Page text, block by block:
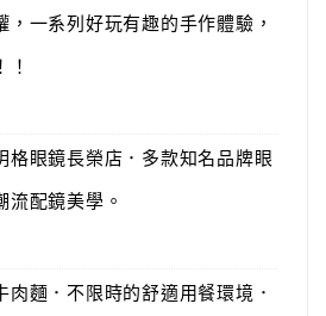
，一系列好玩有趣的手作體驗，
！
格眼鏡長榮店．多款知名品牌眼
流配鏡美學。
肉麵．不限時的舒適用餐環境．